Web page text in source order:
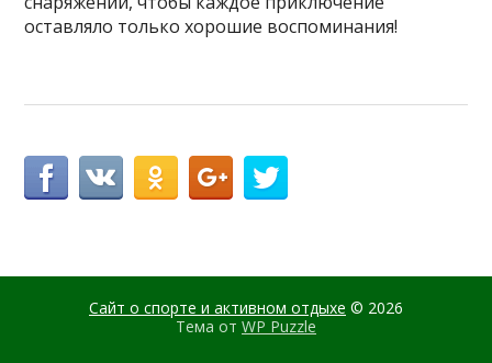
оставляло только хорошие воспоминания!
Сайт о спорте и активном отдыхе © 2026
Тема от WP Puzzle